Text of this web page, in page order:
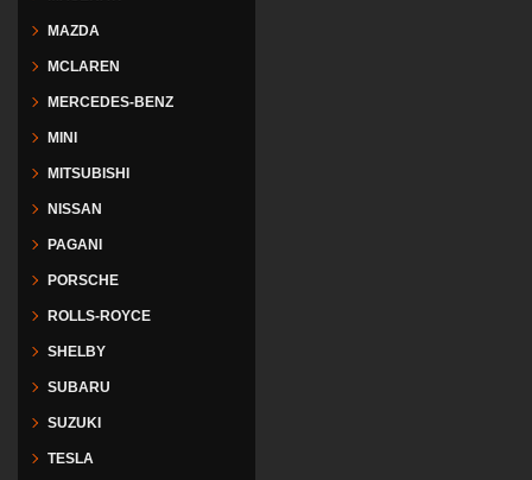
MAZDA
MCLAREN
MERCEDES-BENZ
MINI
MITSUBISHI
NISSAN
PAGANI
PORSCHE
ROLLS-ROYCE
SHELBY
SUBARU
SUZUKI
TESLA